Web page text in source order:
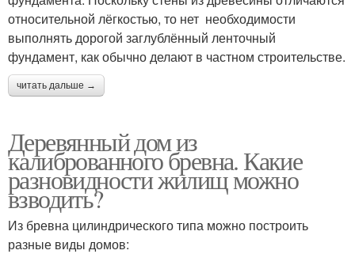
относительной лёгкостью, то нет необходимости
выполнять дорогой заглублённый ленточный
фундамент, как обычно делают в частном строительстве.
читать дальше →
Деревянный дом из
калиброванного бревна. Какие
разновидности жилищ можно
взводить?
Из бревна цилиндрического типа можно построить
разные виды домов: